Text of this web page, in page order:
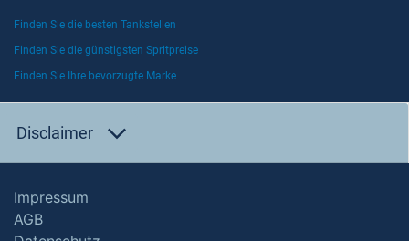
Finden Sie die besten Tankstellen
Finden Sie die günstigsten Spritpreise
Finden Sie Ihre bevorzugte Marke
Disclaimer
Impressum
AGB